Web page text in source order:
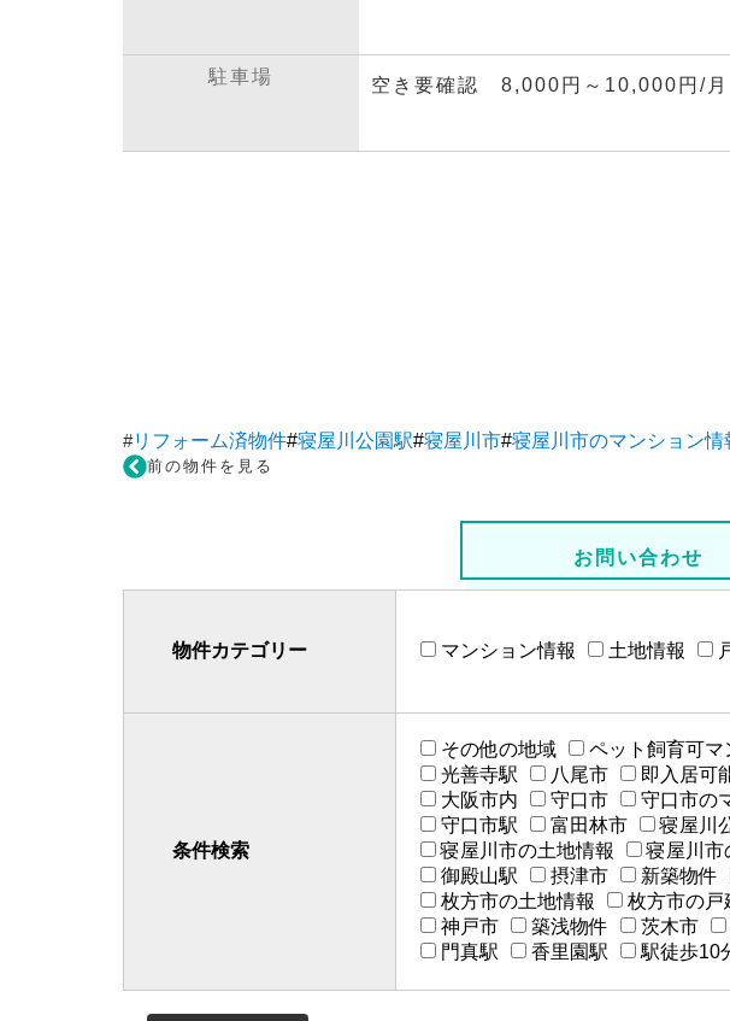
駐車場 空き要確認 8,000円～10,000円/月
#リフォーム済物件#寝屋川公園駅#寝屋川市#寝屋川市のマンション情
前の物件を見る
お問い合わせ
物件カテゴリー マンション情報 土地情報
条件検索
その他の地域 ペット飼育可マ
光善寺駅
八尾市 即入居可
大阪市内
守口市 守口市の
守口市駅
富田林市 寝屋川
寝屋川市の土地情報
寝屋川市
御殿山駅
摂津市 新築物件
枚方市の土地情報
枚方市の戸
神戸市
築浅物件 茨木市
門真駅
香里園駅 駅徒歩10